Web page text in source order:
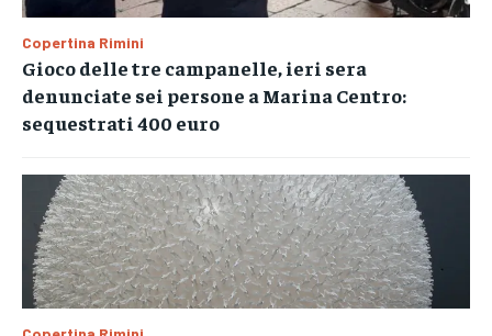
Copertina Rimini
Gioco delle tre campanelle, ieri sera
denunciate sei persone a Marina Centro:
sequestrati 400 euro